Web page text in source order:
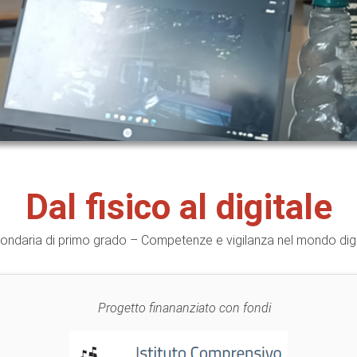
Dal fisico al digitale
di primo grado – Competenze e vigilanza nel mondo
Progetto finananziato con fondi